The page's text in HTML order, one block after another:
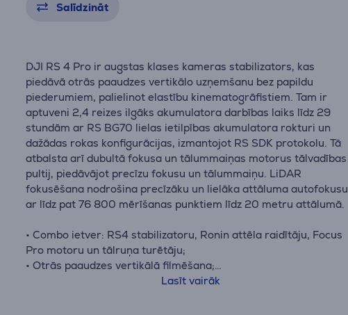
Salīdzināt
DJI RS 4 Pro ir augstas klases kameras stabilizators, kas
piedāvā otrās paaudzes vertikālo uzņemšanu bez papildu
piederumiem, palielinot elastību kinematogrāfistiem. Tam ir
aptuveni 2,4 reizes ilgāks akumulatora darbības laiks līdz 29
stundām ar RS BG70 lielas ietilpības akumulatora rokturi un
dažādas rokas konfigurācijas, izmantojot RS SDK protokolu. Tā
atbalsta arī dubultā fokusa un tālummaiņas motorus tālvadības
pultij, piedāvājot precīzu fokusu un tālummaiņu. LiDAR
fokusēšana nodrošina precīzāku un lielāka attāluma autofokusu
ar līdz pat 76 800 mērīšanas punktiem līdz 20 metru attālumā.
• Combo ietver: RS4 stabilizatoru, Ronin attēla raidītāju, Focus
Pro motoru un tālruņa turētāju;
• Otrās paaudzes vertikālā filmēšana;
• Pagarināts akumulatora darbības laiks līdz 29 stundām;
Lasīt vairāk